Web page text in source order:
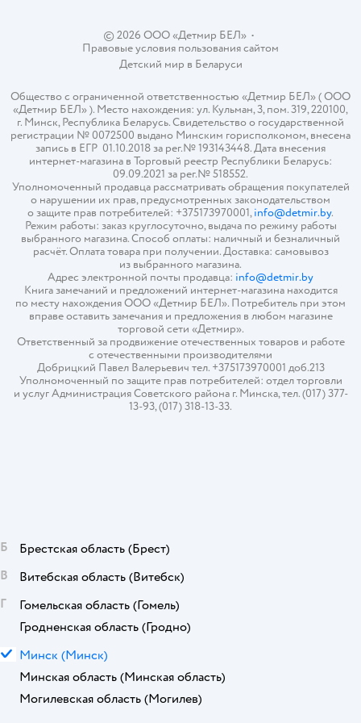
© 2026 ООО «Детмир БЕЛ»•
Правовые условия пользования сайтом
Детский мир в Беларуси
Общество с ограниченной ответственностью «Детмир БЕЛ» ( ООО
«Детмир БЕЛ» ). Место нахождения: ул. Кульман, 3, пом. 319, 220100,
г. Минск, Республика Беларусь. Свидетельство о государственной
регистрации № 0072500 выдано Минским горисполкомом, внесена
запись в ЕГР 01.10.2018 за рег.№ 193143448. Дата внесения
интернет-магазина в Торговый реестр Республики Беларусь:
09.09.2021 за рег.№ 518552.
Уполномоченный продавца рассматривать обращения покупателей
о нарушении их прав, предусмотренных законодательством
о защите прав потребителей: +375173970001,info@detmir.by.
Режим работы: заказ круглосуточно, выдача по режиму работы
выбранного магазина. Способ оплаты: наличный и безналичный
расчёт. Оплата товара при получении. Доставка: самовывоз
из выбранного магазина.
Адрес электронной почты продавца: info@detmir.by
Книга замечаний и предложений интернет-магазина находится
по месту нахождения ООО «Детмир БЕЛ». Потребитель при этом
вправе оставить замечания и предложения в любом магазине
торговой сети «Детмир».
Ответственный за продвижение отечественных товаров и работе
с отечественными производителями
Добрицкий Павел Валерьевич тел. +375173970001 доб.213
Уполномоченный по защите прав потребителей: отдел торговли
и услуг Администрация Советского района г. Минска, тел. (017) 377-
13-93, (017) 318-13-33.
Б Брестская область (Брест)
В
Витебская область (Витебск)
Г
Гомельская область (Гомель)
Гродненская область (Гродно)
М Минск (Минск)
Минская область (Минская область)
Могилевская область (Могилев)